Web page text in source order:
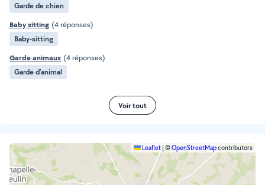
Garde de chien
Baby sitting (4 réponses)
Baby-sitting
Garde animaux (4 réponses)
Garde d’animal
Voir tout
Leaflet ©OpenStreetMapcontributors